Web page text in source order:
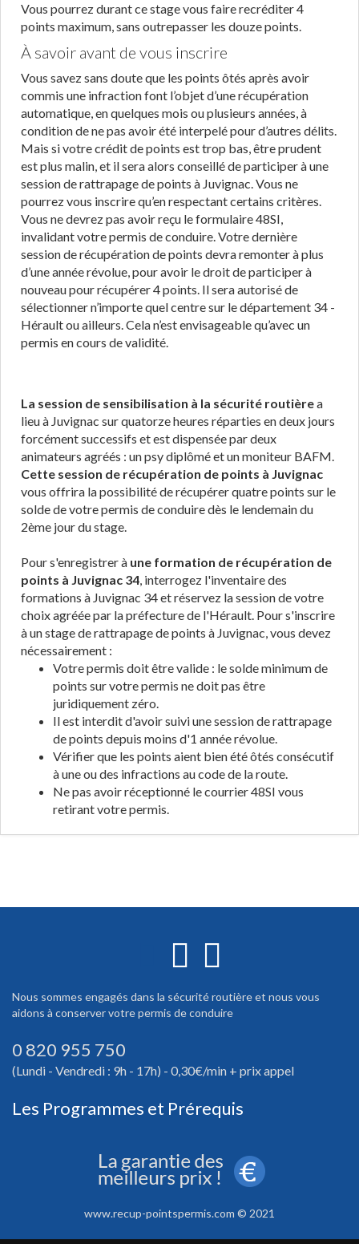
Vous pourrez durant ce stage vous faire recréditer 4
points maximum, sans outrepasser les douze points.
À savoir avant de vous inscrire
Vous savez sans doute que les points ôtés après avoir
commis une infraction font l’objet d’une récupération
automatique, en quelques mois ou plusieurs années, à
condition de ne pas avoir été interpelé pour d’autres délits.
Mais si votre crédit de points est trop bas, être prudent
est plus malin, et il sera alors conseillé de participer à une
session de rattrapage de points à Juvignac. Vous ne
pourrez vous inscrire qu’en respectant certains critères.
Vous ne devrez pas avoir reçu le formulaire 48SI,
invalidant votre permis de conduire. Votre dernière
session de récupération de points devra remonter à plus
d’une année révolue, pour avoir le droit de participer à
nouveau pour récupérer 4 points. Il sera autorisé de
sélectionner n’importe quel centre sur le département 34 -
Hérault ou ailleurs. Cela n’est envisageable qu’avec un
permis en cours de validité.
La session de sensibilisation à la sécurité routièrea
lieu à Juvignac sur quatorze heures réparties en deux jours
forcément successifs et est dispensée par deux
animateurs agréés : un psy diplômé et un moniteur BAFM.
Cette session de récupération de points à Juvignac
vous offrira la possibilité de récupérer quatre points sur le
solde de votre permis de conduire dès le lendemain du
2ème jour du stage.
Pour s'enregistrer à une formation de récupération de
points à Juvignac 34, interrogez l'inventaire des
formations à Juvignac 34 et réservez la session de votre
choix agréée par la préfecture de l'Hérault. Pour s'inscrire
à un stage de rattrapage de points à Juvignac, vous devez
nécessairement :
Votre permis doit être valide : le solde minimum de
points sur votre permis ne doit pas être
juridiquement zéro.
Il est interdit d'avoir suivi une session de rattrapage
de points depuis moins d'1 année révolue.
Vérifier que les points aient bien été ôtés consécutif
à une ou des infractions au code de la route.
Ne pas avoir réceptionné le courrier 48SI vous
retirant votre permis.
Nous sommes engagés dans la sécurité routière et nous vous
aidons à conserver votre permis de conduire
0 820 955 750
(Lundi - Vendredi : 9h - 17h) - 0,30€/min + prix appel
Les Programmes et Prérequis
www.recup-pointspermis.com © 2021